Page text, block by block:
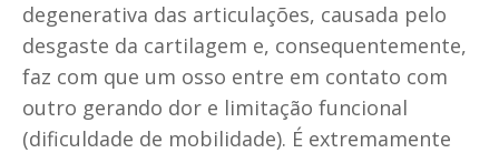
degenerativa das articulações, causada pelo
desgaste da cartilagem e, consequentemente,
faz com que um osso entre em contato com
outro gerando dor e limitação funcional
(dificuldade de mobilidade). É extremamente